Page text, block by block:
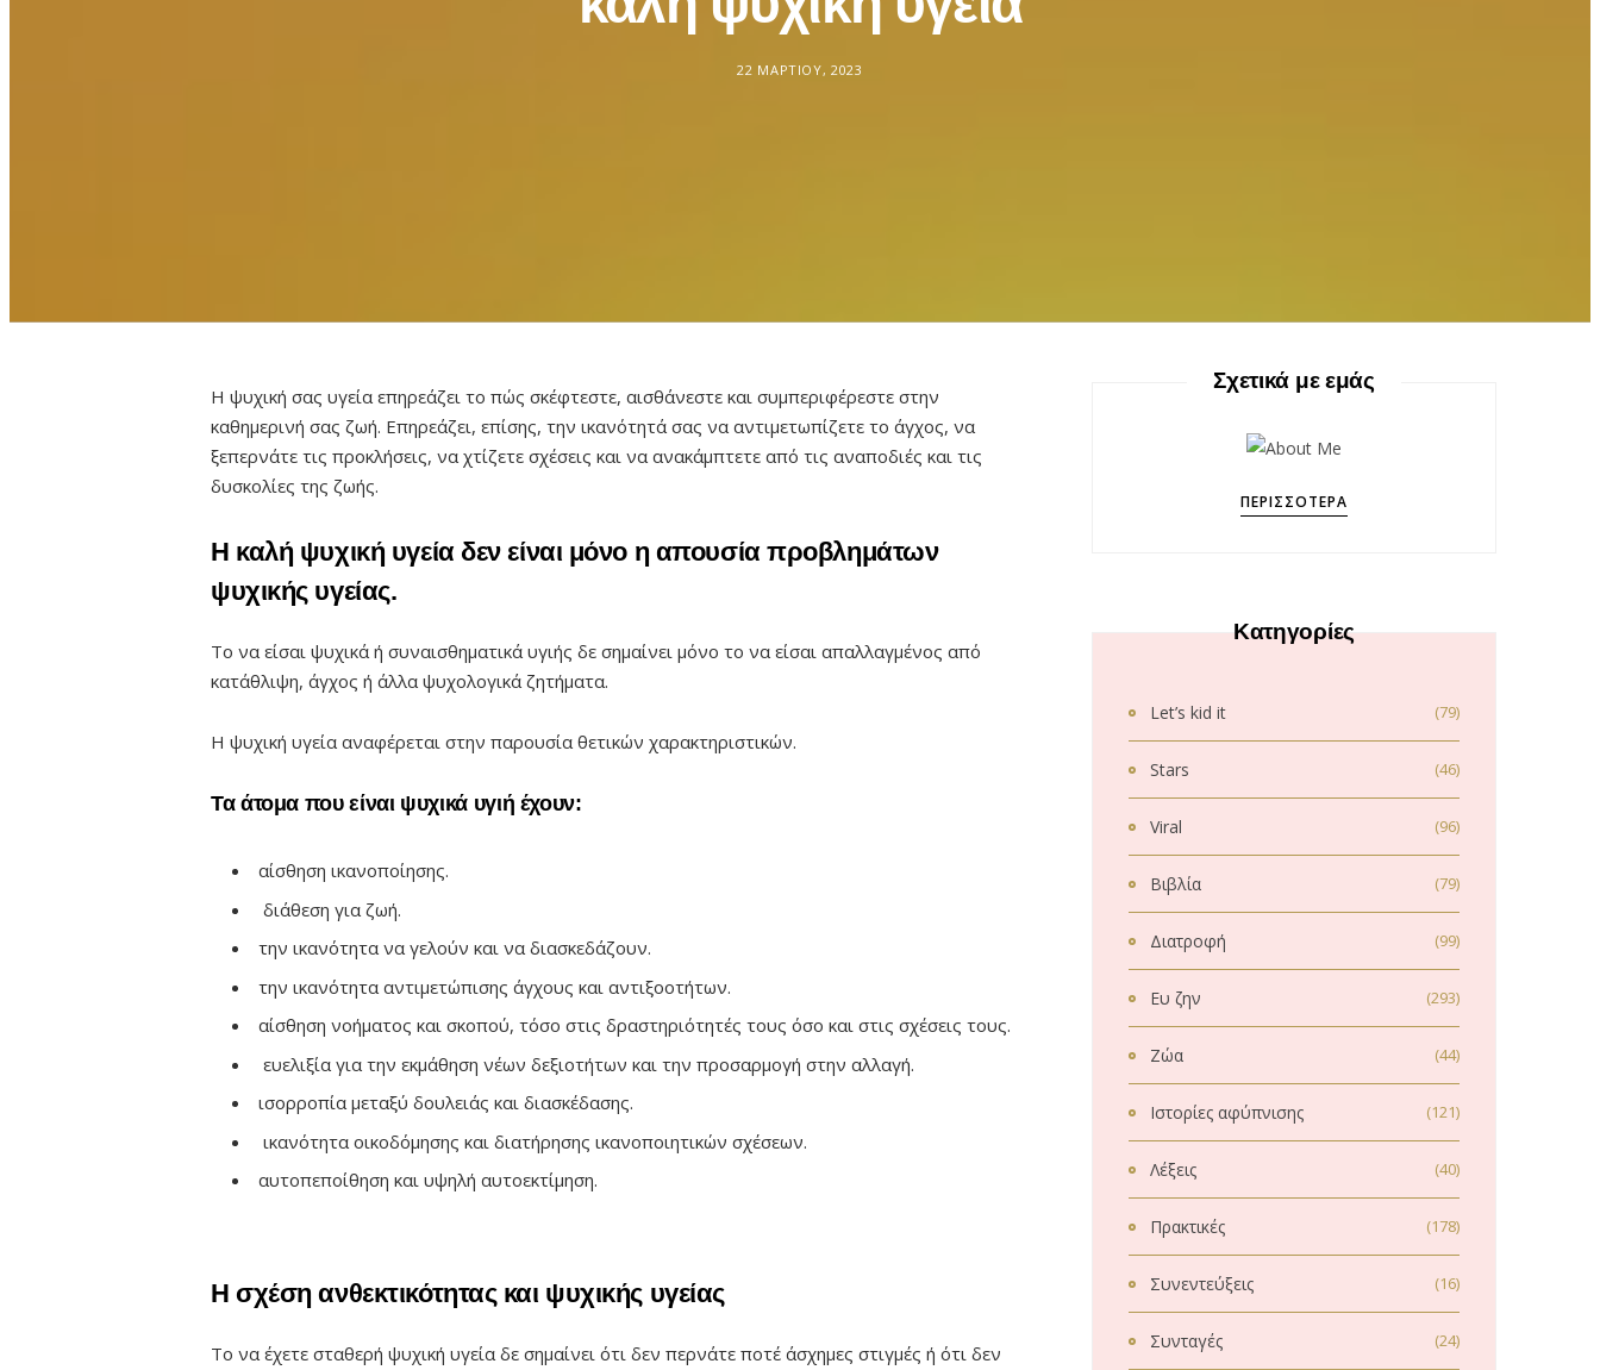
22 ΜΑΡΤΊΟΥ, 2023
Η ψυχική σας υγεία επηρεάζει το πώς σκέφτεστε, αισθάνεστε και συμπεριφέρεστε στην
καθημερινή σας ζωή. Επηρεάζει, επίσης, την ικανότητά σας να αντιμετωπίζετε το άγχος, να
ξεπερνάτε τις προκλήσεις, να χτίζετε σχέσεις και να ανακάμπτετε από τις αναποδιές και τις
δυσκολίες της ζωής.
Η καλή ψυχική υγεία δεν είναι μόνο η απουσία προβλημάτων
ψυχικής υγείας.
Το να είσαι ψυχικά ή συναισθηματικά υγιής δε σημαίνει μόνο το να είσαι απαλλαγμένος από
κατάθλιψη, άγχος ή άλλα ψυχολογικά ζητήματα.
Η ψυχική υγεία αναφέρεται στην παρουσία θετικών χαρακτηριστικών.
Τα άτομα που είναι ψυχικά υγιή έχουν:
αίσθηση ικανοποίησης.
διάθεση για ζωή.
την ικανότητα να γελούν και να διασκεδάζουν.
την ικανότητα αντιμετώπισης άγχους και αντιξοοτήτων.
αίσθηση νοήματος και σκοπού, τόσο στις δραστηριότητές τους όσο και στις σχέσεις τους.
ευελιξία για την εκμάθηση νέων δεξιοτήτων και την προσαρμογή στην αλλαγή.
ισορροπία μεταξύ δουλειάς και διασκέδασης.
ικανότητα οικοδόμησης και διατήρησης ικανοποιητικών σχέσεων.
αυτοπεποίθηση και υψηλή αυτοεκτίμηση.
Η σχέση ανθεκτικότητας και ψυχικής υγείας
Το να έχετε σταθερή ψυχική υγεία δε σημαίνει ότι δεν περνάτε ποτέ άσχημες στιγμές ή ότι δεν
Σχετικά με εμάς
ΠΕΡΙΣΣΌΤΕΡΑ
Κατηγορίες
Let’s kid it (79)
Stars (46)
Viral (96)
Βιβλία (79)
Διατροφή (99)
Ευ ζην (293)
Ζώα (44)
Ιστορίες αφύπνισης (121)
Λέξεις (40)
Πρακτικές (178)
Συνεντεύξεις (16)
Συνταγές (24)